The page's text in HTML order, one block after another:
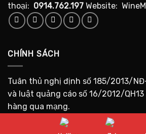
thoại: 0914.762.197 Website:
CHÍNH SÁCH
Tuân thủ nghị định số 185/2013/
và luật quảng cáo số 16/2012/
hàng qua mạng.
Tuân thủ nghị định số 24/2020/NĐ-